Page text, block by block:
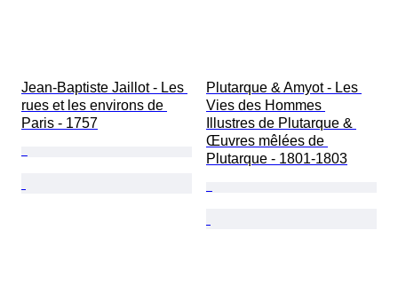
Jean-Baptiste Jaillot - Les
rues et les environs de
Paris - 1757
Plutarque & Amyot - Les
Vies des Hommes
Illustres de Plutarque &
Œuvres mêlées de
Plutarque - 1801-1803